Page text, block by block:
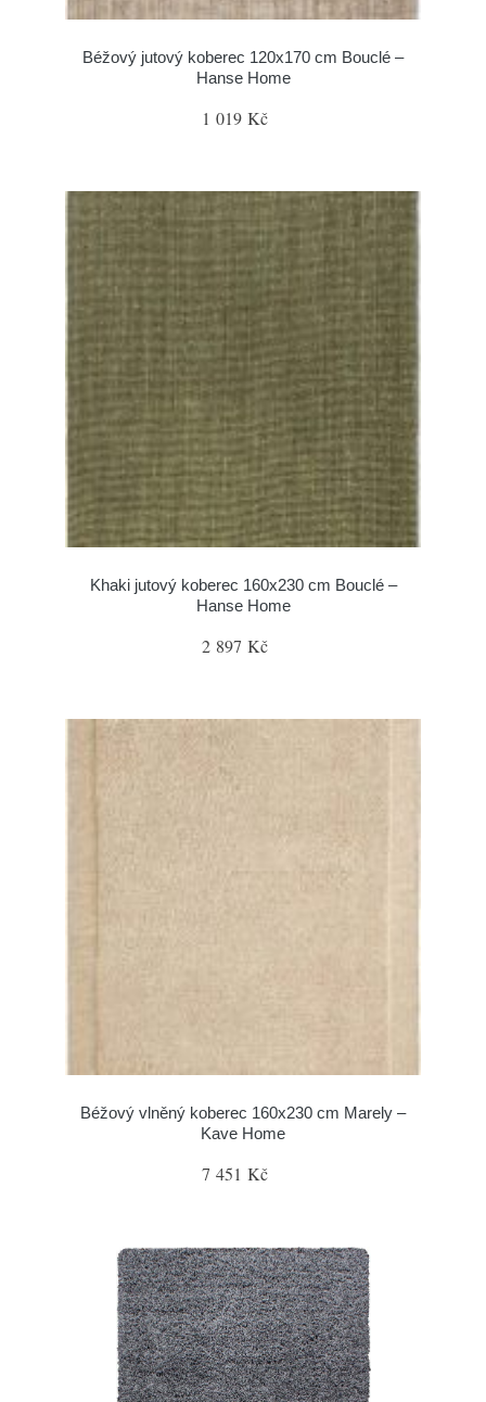
Béžový jutový koberec 120x170 cm Bouclé –
Hanse Home
1 019 Kč
Khaki jutový koberec 160x230 cm Bouclé –
Hanse Home
2 897 Kč
Béžový vlněný koberec 160x230 cm Marely –
Kave Home
7 451 Kč